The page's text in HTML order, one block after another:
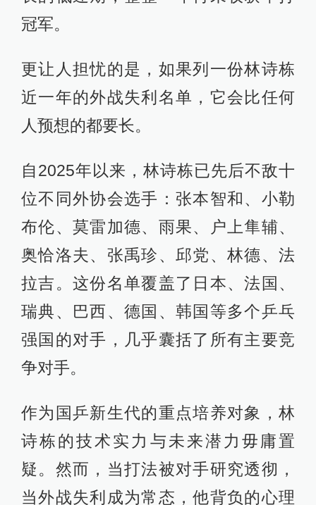
冠军。
更让人担忧的是，如果列一份林诗栋
近一年的外战失利名单，它会比任何
人预想的都要长。
自2025年以来，林诗栋已先后不敌十
位不同外协会选手：张本智和、小勒
布伦、莫雷加德、雨果、户上隼辅、
奥恰洛夫、张禹珍、邱党、林德、法
拉吉。这份名单覆盖了日本、法国、
瑞典、巴西、德国、韩国等多个乒乓
强国的对手，几乎囊括了所有主要竞
争对手。
作为国乒新生代的重点培养对象，林
诗栋的技术实力与未来潜力毋庸置
疑。然而，当打法被对手研究透彻，
当外战失利成为常态，他背负的心理